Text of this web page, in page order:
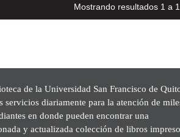
Mostrando resultados 1 a
de la Universidad San Francisco de
servicios diariamente para la atención de
en donde pueden encontrar una
y actualizada colección de libros